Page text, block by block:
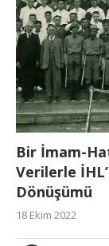
Bir İmam-
Verilerle
Dönüşümü
18 Ekim 2022